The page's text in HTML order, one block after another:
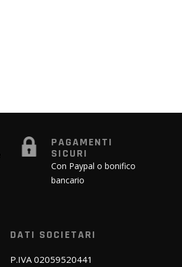
PAGAMENTI
SICURI
Con Paypal o bonifico
bancario
DATI SOCIETARI
P.IVA 02059520441